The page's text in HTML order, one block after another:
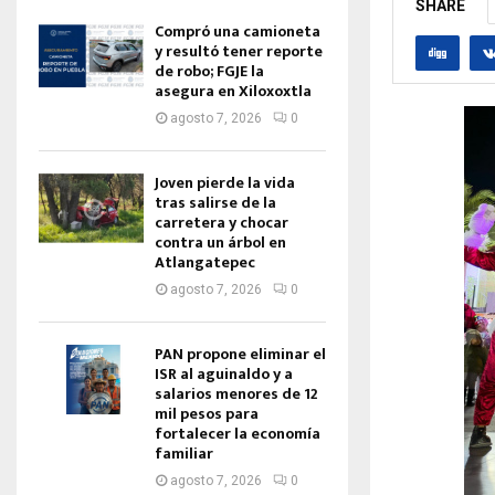
SHARE
Compró una camioneta
y resultó tener reporte
de robo; FGJE la
asegura en Xiloxoxtla
agosto 7, 2026 0
Joven pierde la vida
tras salirse de la
carretera y chocar
contra un árbol en
Atlangatepec
agosto 7, 2026 0
PAN propone eliminar el
ISR al aguinaldo y a
salarios menores de 12
mil pesos para
fortalecer la economía
familiar
agosto 7, 2026 0